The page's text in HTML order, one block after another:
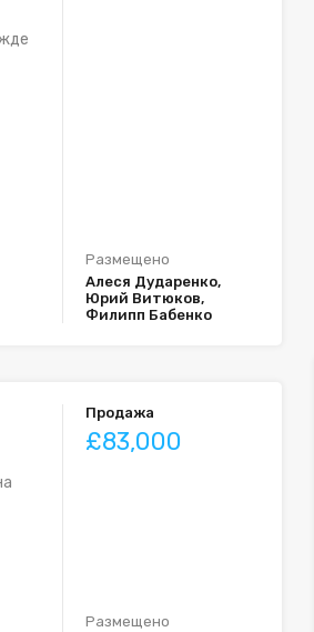
Размещено
Алеся Дударенко,
Юрий Витюков,
Филипп Бабенко
Продажа
£83,000
Размещено